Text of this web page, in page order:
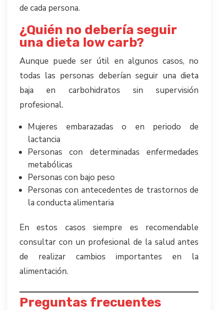
de cada persona.
¿Quién no debería seguir
una dieta low carb?
Aunque puede ser útil en algunos casos, no
todas las personas deberían seguir una dieta
baja en carbohidratos sin supervisión
profesional.
Mujeres embarazadas o en periodo de
lactancia
Personas con determinadas enfermedades
metabólicas
Personas con bajo peso
Personas con antecedentes de trastornos de
la conducta alimentaria
En estos casos siempre es recomendable
consultar con un profesional de la salud antes
de realizar cambios importantes en la
alimentación.
Preguntas frecuentes